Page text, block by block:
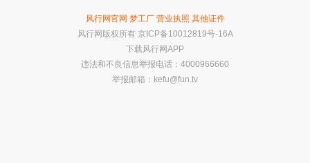
风行网官网 梦工厂 营业执照 其他证件
风行网版权所有 京ICP备10012819号-16A
下载风行网APP
违法和不良信息举报电话：4000966660
举报邮箱： kefu@fun.tv